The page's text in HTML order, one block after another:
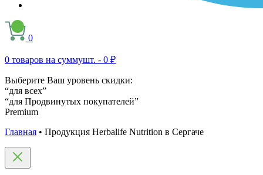
0
0 товаров на суммушт. - 0 ₽
Выберите Ваш уровень скидки:
“для всех”
“для Продвинутых покупателей”
Premium
Главная • Продукция Herbalife Nutrition в Сергаче